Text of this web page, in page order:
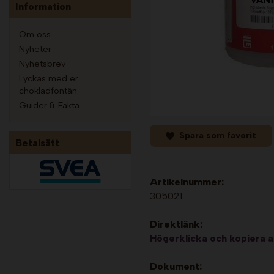
Information
Om oss
Nyheter
Nyhetsbrev
Lyckas med er
chokladfontän
Guider & Fakta
Betalsätt
Spara som favorit
Artikelnummer:
305021
Direktlänk:
Högerklicka och kopiera
Dokument: